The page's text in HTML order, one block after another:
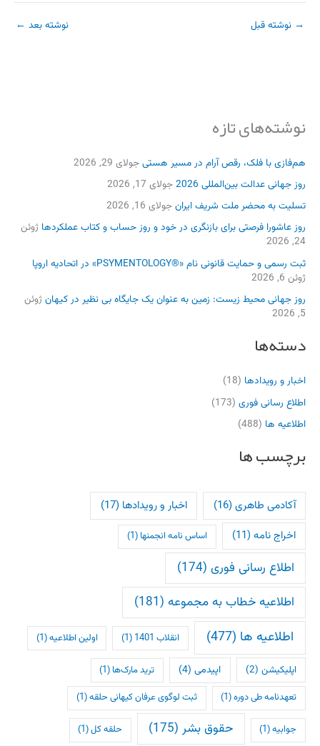
نوشته‌های تازه
هم‌فازی با فلک، رقص آرام در مسیر هستیجولای 29, 2026
روز جهانی عدالت بین‌المللی 2026
جولای 17, 2026
تسلیت به محضر ملت شریف ایرانجولای 16, 2026
روز عاشورا فرصتی برای بازنگری در خود و روز حساب و کتاب عملکردها ژوئن
24, 2026
ثبت رسمی و حمایت قانونی نام «®PSYMENTOLOGY» در اتحادیه اروپا
ژوئن 6, 2026
روز جهانی محیط زیست: زمین به عنوان یک جایگاه بی نظیر در کیهانژوئن
5, 2026
دسته‌ها
اخبار و رویدادها (18)
اطلاع رسانی فوری (173)
اطلاعیه ها (488)
برچسب ها
آکادمی طاهری(16) اخبار و رویدادها (17)
اخراج نامه (11) اساس نامه انجمنها (1)
اطلاع رسانی فوری (174)
اطلاعیه خطاب به مجموعه (181)
اطلاعیه ها (477) انقلاب 1401 (1) اولین اطلاعیه(1)
اپلیکیشن (2) اپیدمی(4) ترید مارک‌ها (1)
تعهدنامه طی دوره(1) ثبت لوگوی عرفان کیهانی حلقه(1)
جوابیه(1) حقوق بشر (175) حلقه کل(1)
→ نوشته قبل نوشته بعد ←